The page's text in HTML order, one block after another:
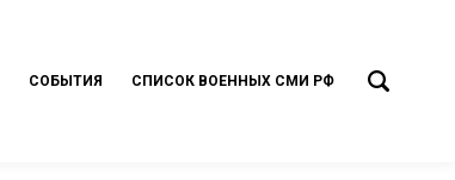
СОБЫТИЯ СПИСОК ВОЕННЫХ СМИ РФ